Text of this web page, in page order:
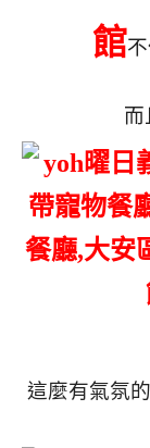
館
而
這麼有氣氛